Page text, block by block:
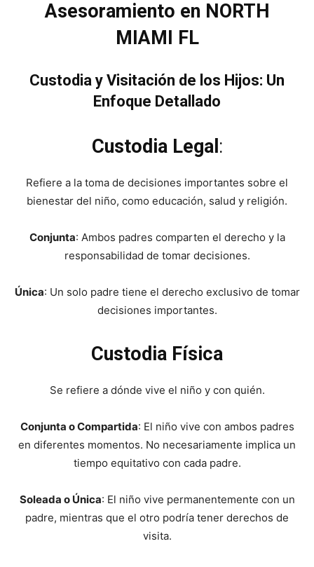
Asesoramiento en NORTH
MIAMI FL
Custodia y Visitación de los Hijos: Un
Enfoque Detallado
Custodia Legal :
Refiere a la toma de decisiones importantes sobre el
bienestar del niño, como educación, salud y religión.
Conjunta: Ambos padres comparten el derecho y la
responsabilidad de tomar decisiones.
Única: Un solo padre tiene el derecho exclusivo de tomar
decisiones importantes.
Custodia Física
Se refiere a dónde vive el niño y con quién.
Conjunta o Compartida: El niño vive con ambos padres
en diferentes momentos. No necesariamente implica un
tiempo equitativo con cada padre.
Soleada o Única: El niño vive permanentemente con un
padre, mientras que el otro podría tener derechos de
visita.